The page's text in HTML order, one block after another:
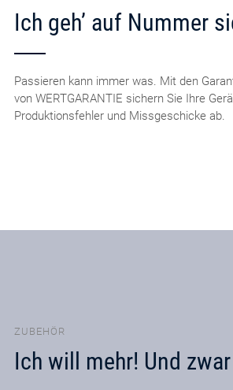
Ich geh’ auf Nummer
Passieren kann immer was. Mit den
von WERTGARANTIE sichern Sie Ihre
Produktionsfehler und Missgeschicke ab.
ZUBEHÖR
Ich will mehr! Und